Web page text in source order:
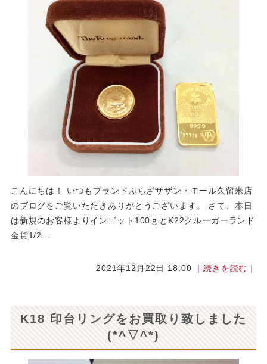
こんにちは！ いつもブランドぷらざサザン・モール久留米店
のブログをご覧いただきありがとうございます。 さて、本日
は新規のお客様よりインゴット100ｇとK22クルーガーランド
金貨1/2...
2021年12月22日 18:00 ｜続きを読む｜
K18 印台リングをお買取り致しました
(*^▽^*)